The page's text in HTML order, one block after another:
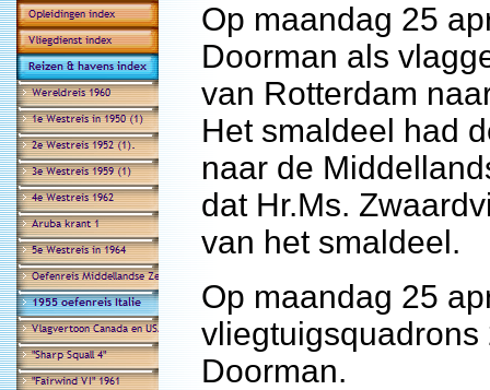
Op maandag 25
Doorman als
van Rotterdam
Het smaldeel had
naar de
dat Hr.Ms.
van het smaldeel.
Op maandag 25
Doorman.